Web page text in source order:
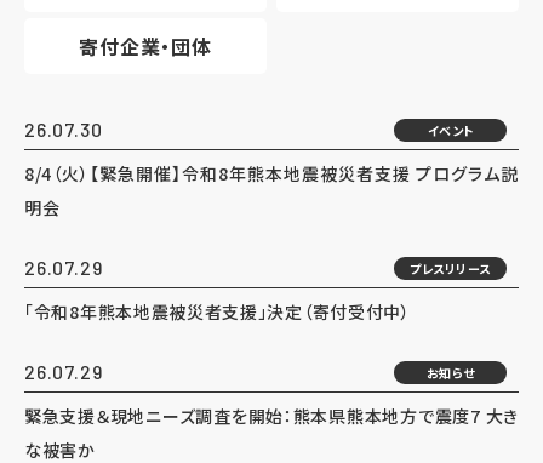
寄付企業・団体
26.07.30 イベント
8/4（火）【緊急開催】令和8年熊本地震被災者支援 プログラム説
明会
26.07.29 プレスリリース
「令和8年熊本地震被災者支援」決定（寄付受付中）
26.07.29 お知らせ
緊急支援＆現地ニーズ調査を開始：熊本県熊本地方で震度7 大き
な被害か